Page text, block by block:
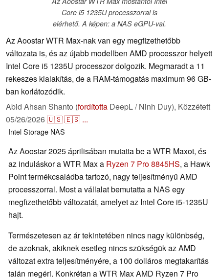
Core i5 1235U processzorral is
elérhető. A képen: a NAS eGPU-val.
Az Aoostar WTR Max-nak van egy megfizethetőbb
változata is, és az újabb modellben AMD processzor helyett
Intel Core i5 1235U processzor dolgozik. Megmaradt a 11
rekeszes kialakítás, de a RAM-támogatás maximum 96 GB-
ban korlátozódik.
Abid Ahsan Shanto (fordította DeepL / Ninh Duy), Közzétett
05/26/2026🇺🇸🇪🇸 ...
IntelStorage NAS
Az Aoostar 2025 áprilisában mutatta be a WTR Maxot, és
az induláskor a WTR Max a Ryzen 7 Pro 8845HS, a Hawk
Point termékcsaládba tartozó, nagy teljesítményű AMD
processzorral. Most a vállalat bemutatta a NAS egy
megfizethetőbb változatát, amelyet az Intel Core i5-1235U
hajt.
Természetesen az ár tekintetében nincs nagy különbség,
de azoknak, akiknek esetleg nincs szükségük az AMD
változat extra teljesítményére, a 100 dolláros megtakarítás
talán megéri. Konkrétan a WTR Max AMD Ryzen 7 Pro